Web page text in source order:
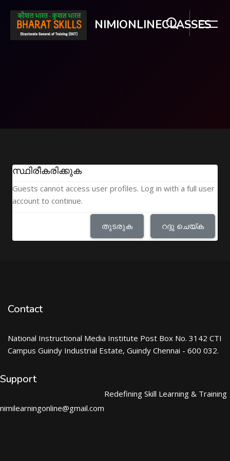
NIMIONLINECLASSES
സ്ഥിരീകരിക്കുക
Guests cannot access user profiles. Log in with a full user
account to continue.
തുടരുക റദ്ദു ചെയ്ക
Contact
National Instructional Media Institute Post Box No. 3142 CTI
Campus Guindy Industrial Estate, Guindy Chennai - 600 032.
Support
nimilearningonline@gmail.com
Redefining Skill Learning & Training